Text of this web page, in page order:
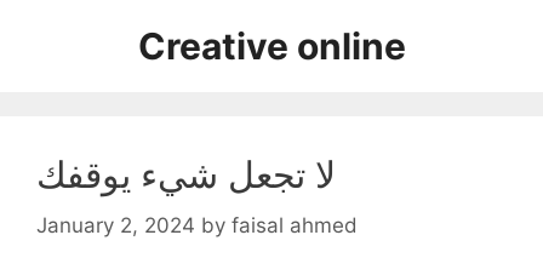
Creative online
لا تجعل شيء يوقفك
January 2, 2024 by faisal ahmed